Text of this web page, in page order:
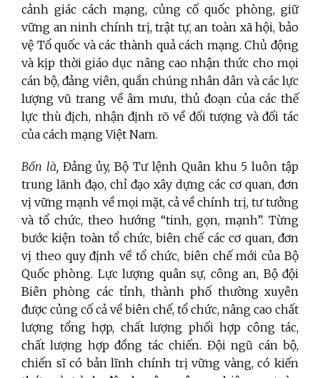
cảnh giác cách mạng, củng cố quốc phòng, giữ
vững an ninh chính trị, trật tự, an toàn xã hội, bảo
vệ Tổ quốc và các thành quả cách mạng. Chủ động
và kịp thời giáo dục nâng cao nhận thức cho mọi
cán bộ, đảng viên, quần chúng nhân dân và các lực
lượng vũ trang về âm mưu, thủ đoạn của các thế
lực thù địch, nhận định rõ về đối tượng và đối tác
của cách mạng Việt Nam.
Bốn là, Đảng ủy, Bộ Tư lệnh Quân khu 5 luôn tập
trung lãnh đạo, chỉ đạo xây dựng các cơ quan, đơn
vị vững mạnh về mọi mặt, cả về chính trị, tư tưởng
và tổ chức, theo hướng “tinh, gọn, mạnh”. Từng
bước kiện toàn tổ chức, biên chế các cơ quan, đơn
vị theo quy định về tổ chức, biên chế mới của Bộ
Quốc phòng. Lực lượng quân sự, công an, Bộ đội
Biên phòng các tỉnh, thành phố thường xuyên
được củng cố cả về biên chế, tổ chức, nâng cao chất
lượng tổng hợp, chất lượng phối hợp công tác,
chất lượng hợp đồng tác chiến. Đội ngũ cán bộ,
chiến sĩ có bản lĩnh chính trị vững vàng, có kiến